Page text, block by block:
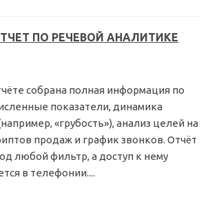
ПО РЕЧЕВОЙ АНАЛИТИКЕ
собрана полная информация по
показатели, динамика
«грубость»), анализ целей на
продаж и график звонков. Отчёт
любой фильтр, а доступ к нему
в телефонии....